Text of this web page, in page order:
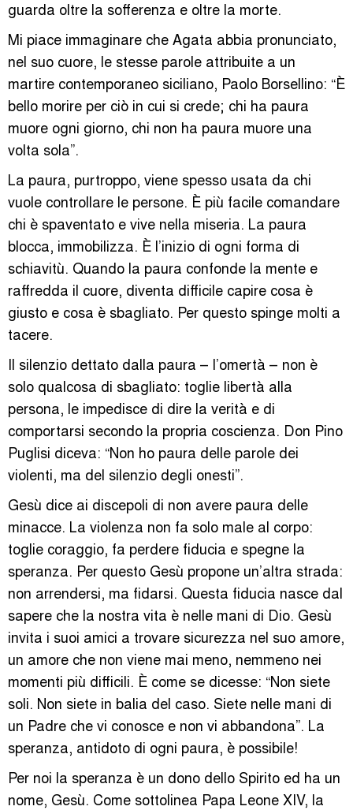
guarda oltre la sofferenza e oltre la morte.
Mi piace immaginare che Agata abbia pronunciato,
nel suo cuore, le stesse parole attribuite a un
martire contemporaneo siciliano, Paolo Borsellino: “È
bello morire per ciò in cui si crede; chi ha paura
muore ogni giorno, chi non ha paura muore una
volta sola”.
La paura, purtroppo, viene spesso usata da chi
vuole controllare le persone. È più facile comandare
chi è spaventato e vive nella miseria. La paura
blocca, immobilizza. È l’inizio di ogni forma di
schiavitù. Quando la paura confonde la mente e
raffredda il cuore, diventa difficile capire cosa è
giusto e cosa è sbagliato. Per questo spinge molti a
tacere.
Il silenzio dettato dalla paura – l’omertà – non è
solo qualcosa di sbagliato: toglie libertà alla
persona, le impedisce di dire la verità e di
comportarsi secondo la propria coscienza. Don Pino
Puglisi diceva: “Non ho paura delle parole dei
violenti, ma del silenzio degli onesti”.
Gesù dice ai discepoli di non avere paura delle
minacce. La violenza non fa solo male al corpo:
toglie coraggio, fa perdere fiducia e spegne la
speranza. Per questo Gesù propone un’altra strada:
non arrendersi, ma fidarsi. Questa fiducia nasce dal
sapere che la nostra vita è nelle mani di Dio. Gesù
invita i suoi amici a trovare sicurezza nel suo amore,
un amore che non viene mai meno, nemmeno nei
momenti più difficili. È come se dicesse: “Non siete
soli. Non siete in balia del caso. Siete nelle mani di
un Padre che vi conosce e non vi abbandona”. La
speranza, antidoto di ogni paura, è possibile!
Per noi la speranza è un dono dello Spirito ed ha un
nome, Gesù. Come sottolinea Papa Leone XIV, la